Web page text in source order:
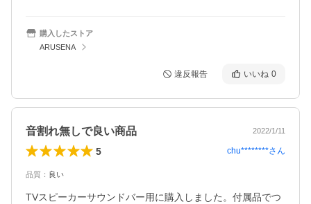
購入したストア
ARUSENA
違反報告 いいね 0
音割れ無しで良い商品 2022/1/11
5 chu********さん
品質 ： 良い
TVスピーカーサウンドバー用に購入しました。付属品でつ